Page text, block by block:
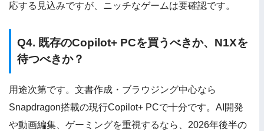
応する見込みですが、ニッチなゲームは要確認です。
Q4. 既存のCopilot+ PCを買うべきか、N1Xを
待つべきか？
用途次第です。文書作成・ブラウジング中心なら
Snapdragon搭載の現行Copilot+ PCで十分です。AI開発
や動画編集、ゲーミングを重視するなら、2026年後半の